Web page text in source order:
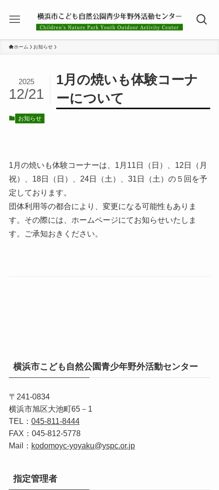
ホーム お知らせ
1月の焼いも体験コーナ
ーについて
2025
12/21
お知らせ
1月の焼いも体験コーナーは、1月11日（日）、12日（月
祝）、18日（日）、24日（土）、31日（土）の５回を予
定しております。
団体利用等の都合により、変更になる可能性もありま
す。その際には、ホームページにてお知らせいたしま
す。ご承知おきください。
横浜市こども自然公園青少年野外活動センター
〒241-0834
横浜市旭区大池町65－1
TEL： 045‐811‐8444
FAX：045‐812‐5778
Mail： kodomoyc-yoyaku@yspc.or.jp
指定管理者